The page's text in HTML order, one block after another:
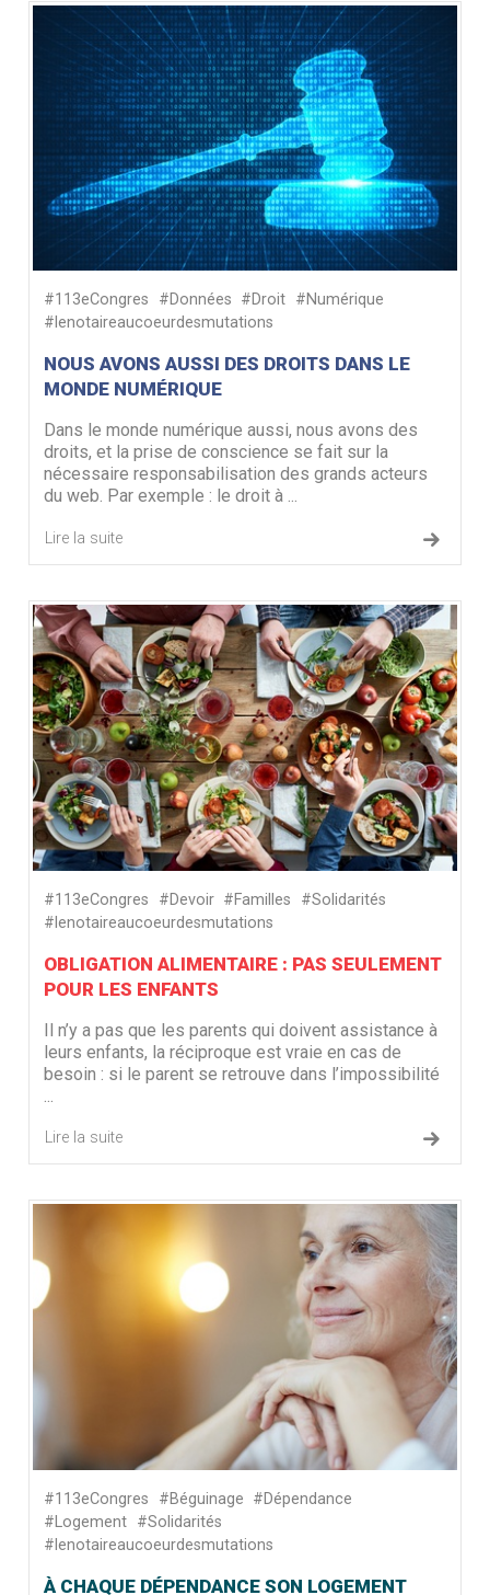
#113eCongres #Données #Droit #Numérique
#lenotaireaucoeurdesmutations
NOUS AVONS AUSSI DES DROITS DANS LE
MONDE NUMÉRIQUE
Dans le monde numérique aussi, nous avons des
droits, et la prise de conscience se fait sur la
nécessaire responsabilisation des grands acteurs
du web. Par exemple : le droit à ...
Lire la suite
#113eCongres #Devoir #Familles
#Solidarités
#lenotaireaucoeurdesmutations
OBLIGATION ALIMENTAIRE : PAS SEULEMENT
POUR LES ENFANTS
Il n’y a pas que les parents qui doivent assistance à
leurs enfants, la réciproque est vraie en cas de
besoin : si le parent se retrouve dans l’impossibilité
Lire la suite
#113eCongres #Béguinage #Dépendance
#Logement
#Solidarités
#lenotaireaucoeurdesmutations
À CHAQUE DÉPENDANCE SON LOGEMENT